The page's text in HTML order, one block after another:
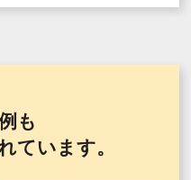
も
ています。